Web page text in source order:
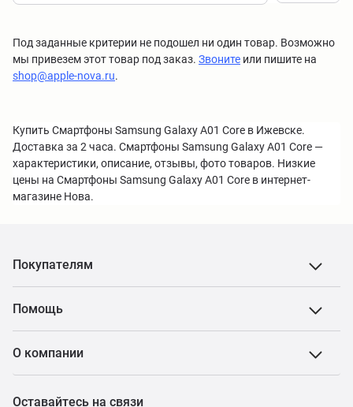
Под заданные критерии не подошел ни один товар. Возможно
мы привезем этот товар под заказ. Звоните или пишите на
shop@apple-nova.ru.
Купить Смартфоны Samsung Galaxy A01 Core в Ижевске.
Доставка за 2 часа. Смартфоны Samsung Galaxy A01 Core —
характеристики, описание, отзывы, фото товаров. Низкие
цены на Смартфоны Samsung Galaxy A01 Core в интернет-
магазине Нова.
Покупателям
Помощь
О компании
Оставайтесь на связи